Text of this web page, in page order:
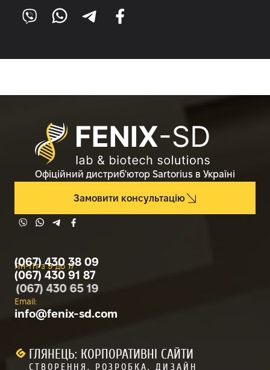
Офіційний дистриб'ютор Sartorius в Україні
лабораторій промисловості та науки
Замовити консультацію
Пн-Пт з 9 до 17
(067) 430 38 09
(067) 430 91 87
(067) 430 65 19
Email:
info@fenix-sd.com
ГЛЯНЕЦЬ: КОРПОРАТИВНІ САЙТИ
СТВОРЕННЯ, РОЗРОБКА, ДИЗАЙН